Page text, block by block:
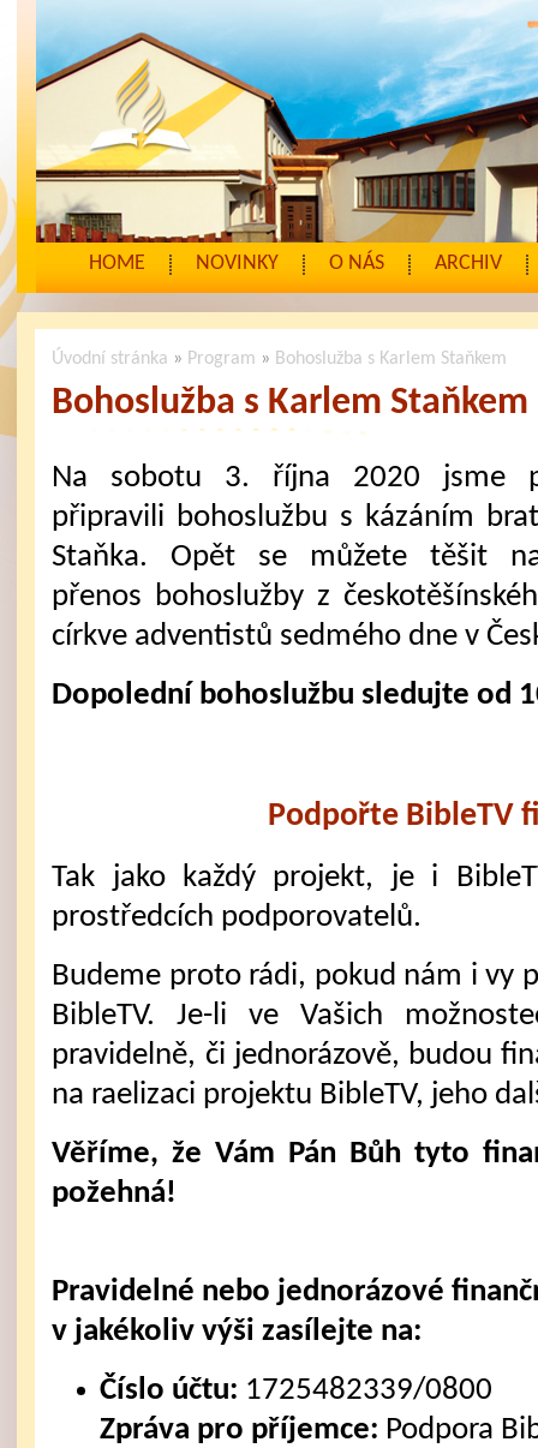
HOME NOVINKY O NÁS ARCHIV
Úvodní stránka » Program » Bohoslužba s Karlem Staňkem
Bohoslužba s Karlem Staňkem
Na sobotu 3. října 2020 jsme
připravili bohoslužbu s kázáním
Staňka. Opět se můžete těšit
přenos bohoslužby z
církve adventistů sedmého dne v
Dopolední bohoslužbu sledujte od
Podpořte BibleTV
Tak jako každý projekt, je i
prostředcích podporovatelů.
Budeme proto rádi, pokud nám i vy
BibleTV. Je-li ve Vašich
pravidelně, či jednorázově, budou
na raelizaci projektu BibleTV, jeho
Věříme, že Vám Pán Bůh tyto
požehná!
Pravidelné nebo jednorázové
v jakékoliv výši zasílejte na:
Číslo účtu: 1725482339/0800
Zpráva pro příjemce: Podpora